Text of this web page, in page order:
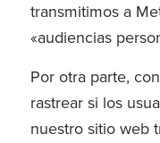
transmitimos a
«audiencias
Por otra parte,
rastrear si los
nuestro sitio web